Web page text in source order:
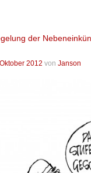
der
2012 von Janson